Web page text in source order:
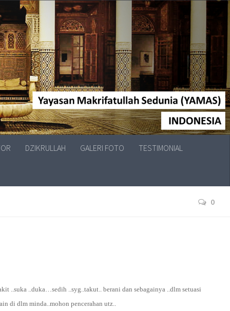
DZIKRULLAH GALERI FOTO TESTIMONIAL
0
..suka ..duka…sedih ..syg..takut.. berani dan sebagainya ..dlm setuasi
di dlm minda..mohon pencerahan utz..